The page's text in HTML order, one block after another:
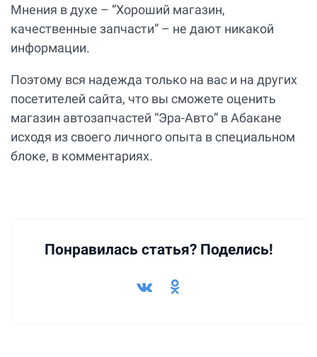
Мнения в духе – “Хороший магазин,
качественные запчасти” – не дают никакой
информации.
Поэтому вся надежда только на вас и на других
посетителей сайта, что вы сможете оценить
магазин автозапчастей “Эра-Авто” в Абакане
исходя из своего личного опыта в специальном
блоке, в комментариях.
Понравилась статья? Поделись!